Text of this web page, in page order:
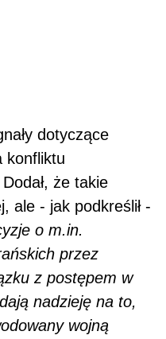
dotyczące
konfliktu
że takie
ale - jak podkreślił -
o m.in.
przez
z postępem w
nadzieję na to,
wojną